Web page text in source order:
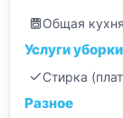
Общая кухня
Услуги
Стирка
Разное